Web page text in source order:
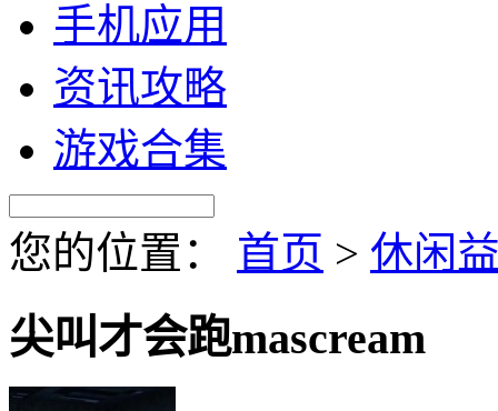
手机应用
资讯攻略
游戏合集
您的位置： 首页 > 休闲
尖叫才会跑mascream